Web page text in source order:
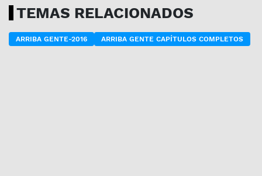
TEMAS RELACIONADOS
ARRIBA GENTE-2016 ARRIBA GENTE CAPÍTULOS COMPLETOS